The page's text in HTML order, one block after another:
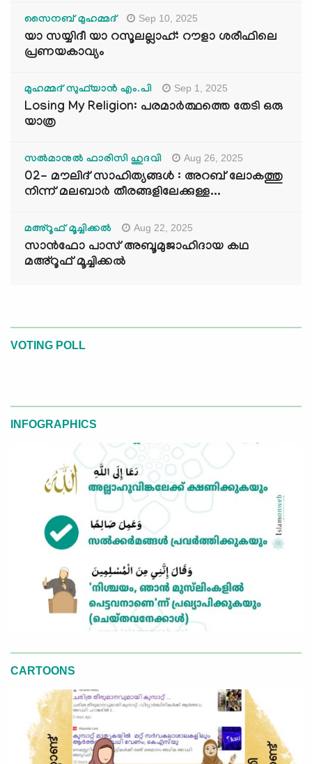
സൈനബ് മുഹമ്മദ് Sep 10, 2025
യാ സയ്യിദീ യാ റസൂലല്ലാഹ്: റൗളാ ശരീഫിലെ
പ്രണയകാവ്യം
മുഹമ്മദ് സുഫ്‌യാൻ എം.പി Sep 1, 2025
Losing My Religion: പരമാർത്ഥത്തെ തേടി ഒരു
യാത്ര
സൽമാനുൽ ഫാരിസി ഹുദവി Aug 26, 2025
02- മൗലിദ് സാഹിത്യങ്ങൾ : അറബ് ലോകത്തു
നിന്ന് മലബാർ തീരങ്ങളിലേക്കുള്ള...
മഅ്റൂഫ് മൂച്ചിക്കല്‍ Aug 22, 2025
സാൻഫോ പാസ് അബൂമുജാഹിദായ കഥ
മഅ്റൂഫ് മൂച്ചിക്കല്‍
VOTING POLL
INFOGRAPHICS
CARTOONS